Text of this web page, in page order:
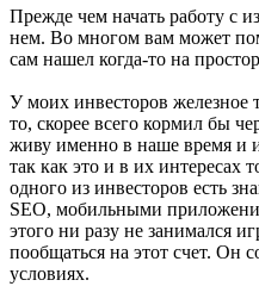
Прежде чем начать работу с
нем. Во многом вам может
сам нашел когда-то на
У моих инвесторов железное
то, скорее всего кормил бы
живу именно в наше время и
так как это и в их интересах
одного из инвесторов есть
SEO, мобильными
этого ни разу не занимался
пообщаться на этот счет. Он
условиях.